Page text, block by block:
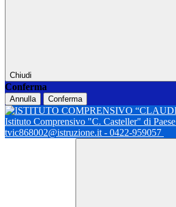
Chiudi
Conferma
Annulla Conferma
Istituto Comprensivo "C. Casteller" di Paese
tvic868002@istruzione.it - 0422-959057